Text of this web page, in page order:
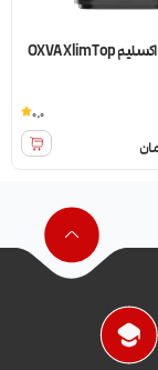
کارتریج اکسوا اکسلیم OXVA Xlim Top
0.0